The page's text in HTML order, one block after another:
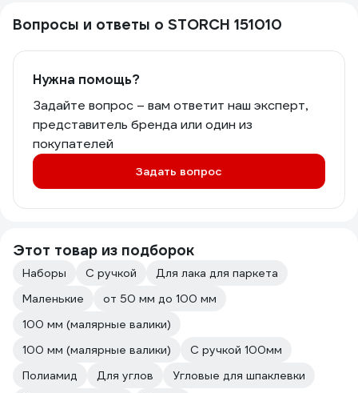
Вопросы и ответы о STORCH 151010
Нужна помощь?
Задайте вопрос – вам ответит наш эксперт,
представитель бренда или один из
покупателей
Задать вопрос
Этот товар из подборок
Наборы С ручкой
Для лака для паркета
Маленькие
от 50 мм до 100 мм
100 мм (малярные валики)
100 мм (малярные валики)
С ручкой 100мм
Полиамид
Для углов
Угловые для шпаклевки